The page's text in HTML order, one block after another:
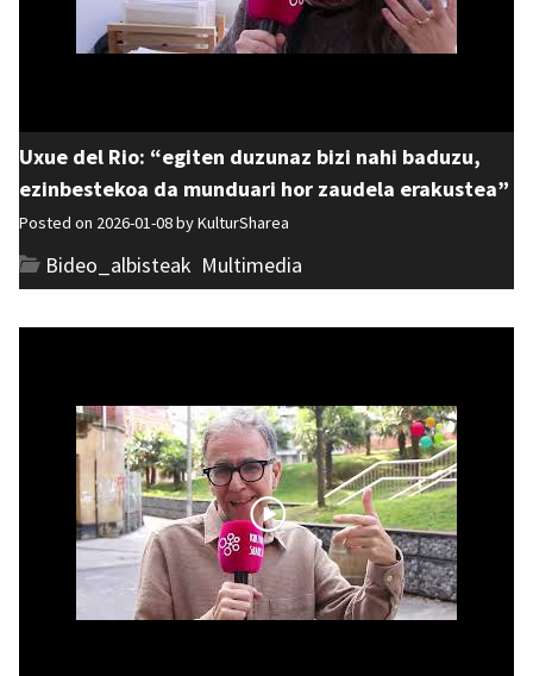
Uxue del Rio: “egiten duzunaz bizi nahi baduzu,
ezinbestekoa da munduari hor zaudela erakustea”
Posted on 2026-01-08 byKulturSharea
Bideo_albisteak Multimedia